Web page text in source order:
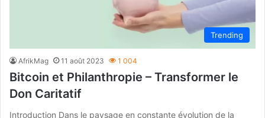
Trending
AfrikMag 11 août 2023 1 004
Bitcoin et Philanthropie – Transformer le
Don Caritatif
Introduction Dans le paysage en constante évolution de la